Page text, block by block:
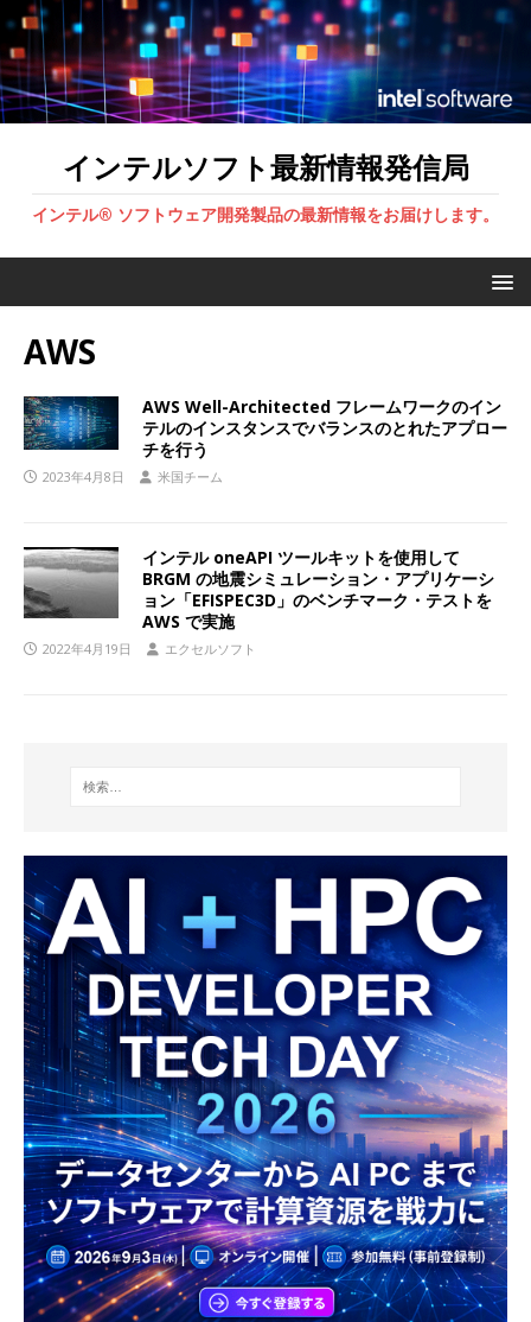
インテルソフト最新情報発信局
インテル® ソフトウェア開発製品の最新情報をお届けします。
AWS
AWS Well-Architected フレームワークのイン
テルのインスタンスでバランスのとれたアプロー
チを行う
2023年4月8日 米国チーム
インテル oneAPI ツールキットを使用して
BRGM の地震シミュレーション・アプリケーシ
ョン「EFISPEC3D」のベンチマーク・テストを
AWS で実施
2022年4月19日 エクセルソフト